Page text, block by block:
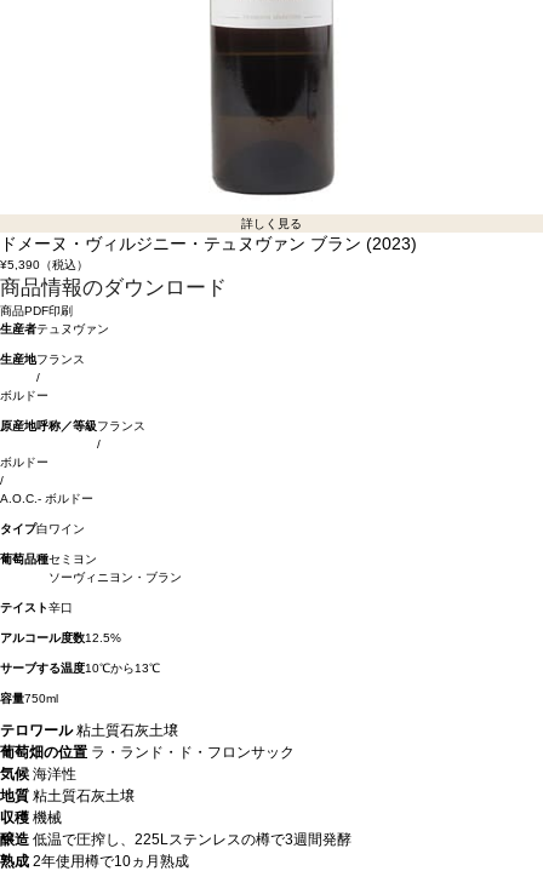
詳しく見る
ドメーヌ・ヴィルジニー・テュヌヴァン ブラン (2023)
¥5,390（税込）
商品情報のダウンロード
商品PDF印刷
生産者テュヌヴァン
生産地フランス
/
ボルドー
原産地呼称／等級フランス
/
ボルドー
/
A.O.C.- ボルドー
タイプ白ワイン
葡萄品種セミヨン
ソーヴィニヨン・ブラン
テイスト辛口
アルコール度数12.5%
サーブする温度10℃から13℃
容量750ml
テロワール粘土質石灰土壌
葡萄畑の位置 ラ・ランド・ド・フロンサック
気候 海洋性
地質 粘土質石灰土壌
収穫 機械
醸造 低温で圧搾し、225Lステンレスの樽で3週間発酵
熟成 2年使用樽で10ヵ月熟成